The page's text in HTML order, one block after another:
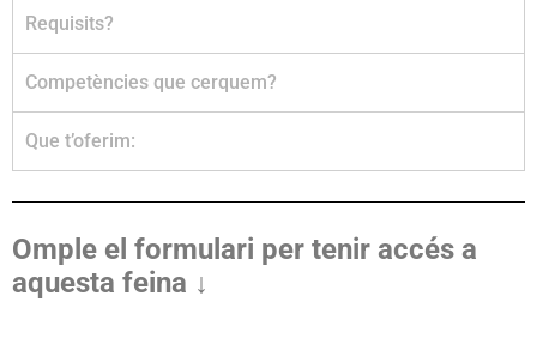
Requisits?
Competències que cerquem?
Que t’oferim:
Omple el formulari per tenir accés a
aquesta feina ↓